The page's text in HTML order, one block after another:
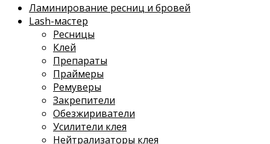
Ламинирование ресниц и бровей
Lash-мастер
Ресницы
Клей
Препараты
Праймеры
Ремуверы
Закрепители
Обезжириватели
Усилители клея
Нейтрализаторы клея